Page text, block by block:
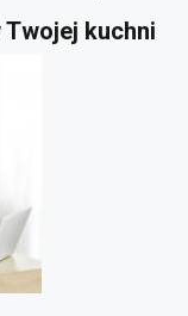
Twojej kuchni